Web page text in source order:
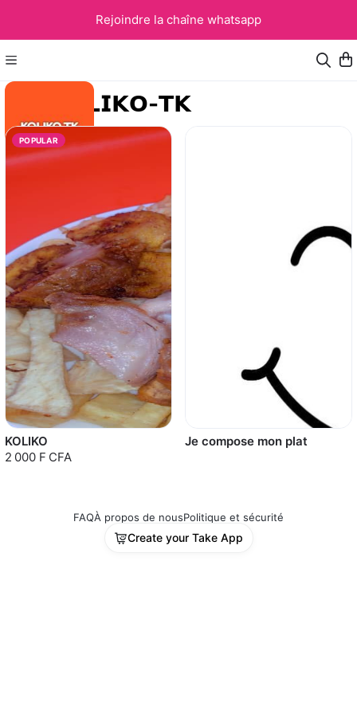
Rejoindre la chaîne whatsapp
𝗞𝗢𝗟𝗜𝗞𝗢-𝗧𝗞
POPULAR
KOLIKO
2 000 F CFA
Je compose mon plat
FAQÀ propos de nousPolitique et sécurité
Create your Take App